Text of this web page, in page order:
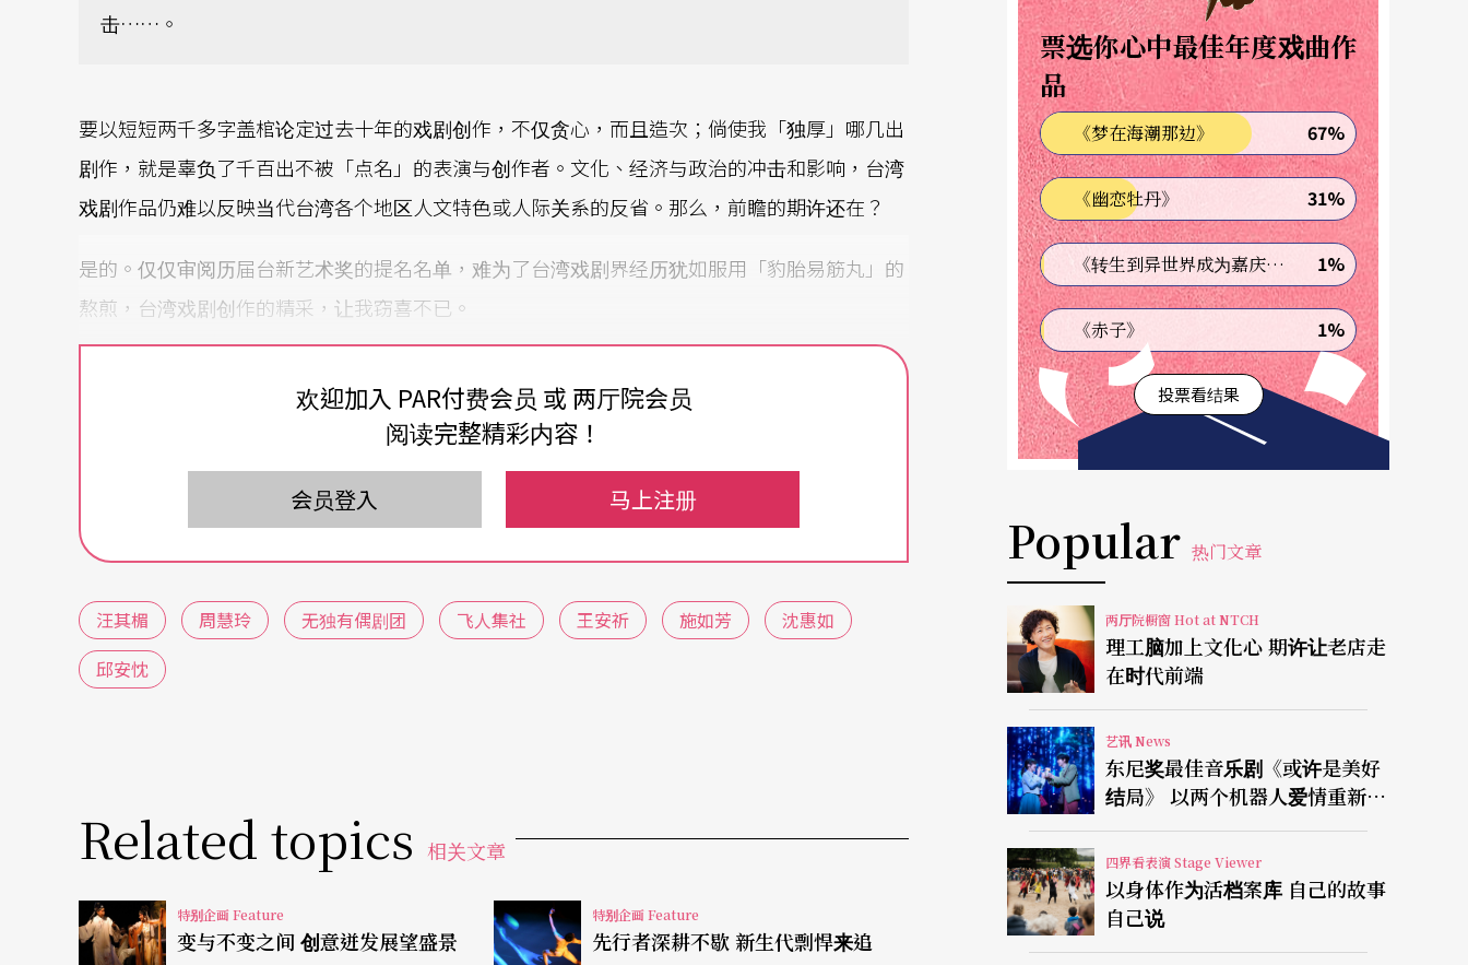
击……。
要以短短两千多字盖棺论定过去十年的戏剧创作，不仅贪心，而且造次；倘使我「独厚」哪几出
剧作，就是辜负了千百出不被「点名」的表演与创作者。文化、经济与政治的冲击和影响，台湾
戏剧作品仍难以反映当代台湾各个地区人文特色或人际关系的反省。那么，前瞻的期许还在？
是的。仅仅审阅历届台新艺术奖的提名名单，难为了台湾戏剧界经历犹如服用「豹胎易筋丸」的
熬煎，台湾戏剧创作的精采，让我窃喜不已。
相较欧美各国、甚至大陆重要城市的定目剧巡演，或旧作重演的比例，台湾全新创作累积的成
绩，令人讶异，而这完全不是针对一个制作、一年表现的评论观点足以涵括与预期。
赖声川与表演工作坊完成了相声系列的制作：《又一夜》、《千禧夜》与《这一夜Wom
en说相声》等。
纪蔚然与创作社告别了《夜夜夜麻》系列三部曲的学运、后学运（或说脏话）的时代。
吴念真和绿光剧团开创了「国民戏剧」的历史，写下「人间条件」系列作品的辉煌记
录，而记录仍然在努力创造中。
The last but not the least，过去十年，女性剧作者的眼光、努力和想像，为台湾戏剧创
或许，您很难想像台湾剧场圈的劣势，是如何为未来的戏剧创作开创优势。美国名剧作家、也是
欢迎加入 PAR付费会员 或 两厅院会员
阅读完整精彩内容！
会员登入 马上注册
汪其楣 周慧玲 无独有偶剧团 飞人集社 王安祈 施如芳
沈惠如
邱安忱
Related topics 相关文章
特别企画 Feature
变与不变之间 创意迸发展望盛景
特别企画 Feature
先行者深耕不歇 新生代剽悍来追
票选你心中最佳年度戏曲作
品
《梦在海潮那边》 67%
《幽恋牡丹》 31%
《转生到异世界成为嘉庆君—发现我的祖先是诈骗集团!?》 1%
《赤子》 1%
投票看结果
Popular 热门文章
两厅院橱窗 Hot at NTCH
理工脑加上文化心 期许让老店走
在时代前端
艺讯 News
东尼奖最佳音乐剧《或许是美好
结局》 以两个机器人爱情重新凝
视有限人生
四界看表演 Stage Viewer
以身体作为活档案库 自己的故事
自己说